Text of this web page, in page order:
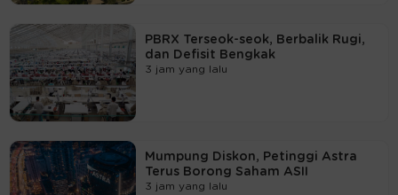
PBRX Terseok-seok, Berbalik Rugi,
dan Defisit Bengkak
3 jam yang lalu
Mumpung Diskon, Petinggi Astra
Terus Borong Saham ASII
3 jam yang lalu